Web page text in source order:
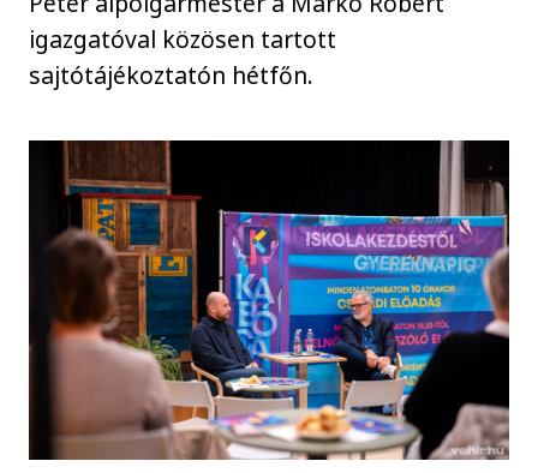
igazgatóval közösen tartott
sajtótájékoztatón hétfőn.